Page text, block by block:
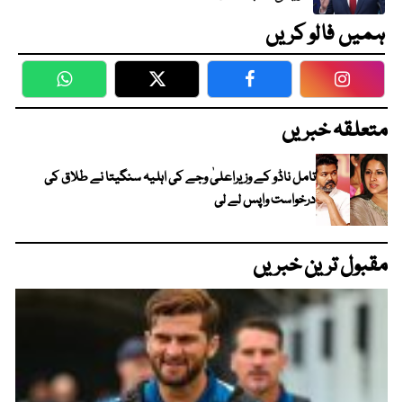
ہمیں فالو کریں
WhatsApp Twitter Facebook
متعلقہ خبریں
تامل ناڈو کے وزیراعلیٰ وجے کی اہلیہ سنگیتا نے طلاق کی
درخواست واپس لے لی
مقبول ترین خبریں